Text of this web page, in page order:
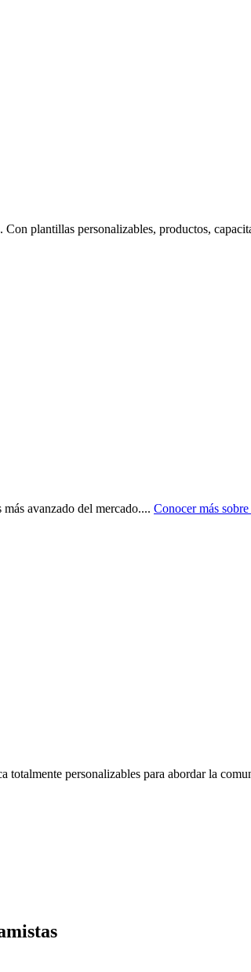
plantillas personalizables, productos,
avanzado del mercado.... Conocer más sobre
personalizables para abordar la